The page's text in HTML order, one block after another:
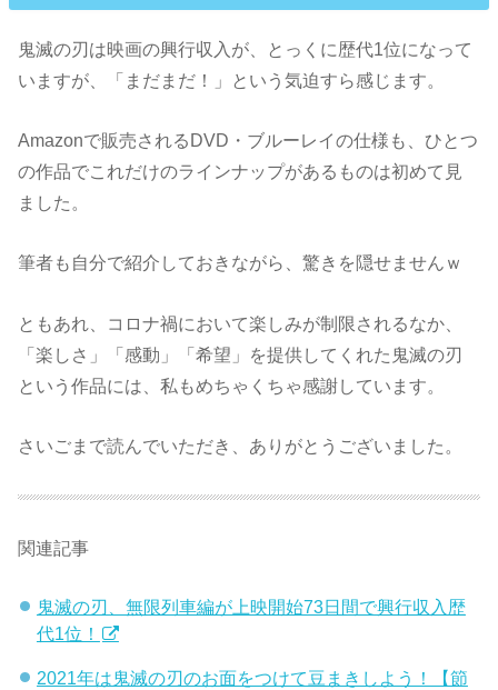
鬼滅の刃は映画の興行収入が、とっくに歴代1位になって
いますが、「まだまだ！」という気迫すら感じます。
Amazonで販売されるDVD・ブルーレイの仕様も、ひとつ
の作品でこれだけのラインナップがあるものは初めて見
ました。
筆者も自分で紹介しておきながら、驚きを隠せませんｗ
ともあれ、コロナ禍において楽しみが制限されるなか、
「楽しさ」「感動」「希望」を提供してくれた鬼滅の刃
という作品には、私もめちゃくちゃ感謝しています。
さいごまで読んでいただき、ありがとうございました。
関連記事
鬼滅の刃、無限列車編が上映開始73日間で興行収入歴
代1位！
2021年は鬼滅の刃のお面をつけて豆まきしよう！【節